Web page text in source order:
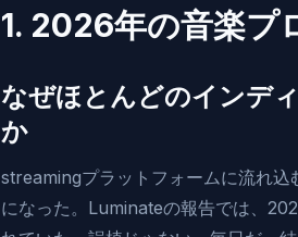
1. 2026年の音楽プ
なぜほとんどのインデ
か
streamingプラットフォームに流れ込
になった。Luminateの報告では、